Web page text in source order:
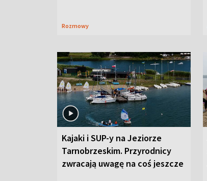
Rozmowy
Kajaki i SUP-y na Jeziorze
Tarnobrzeskim. Przyrodnicy
zwracają uwagę na coś jeszcze